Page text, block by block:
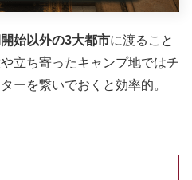
始以外の3大都市に渡ること
立ち寄ったキャンプ地ではチ
ーを繋いでおくと効率的。